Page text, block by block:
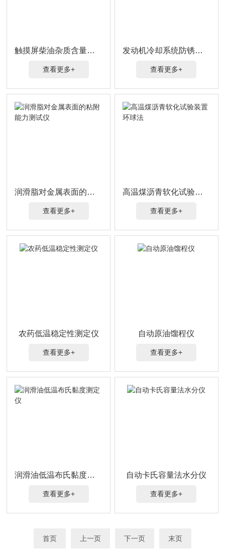
触摸屏柴油杂质含量检测仪 重量法
查看更多+
发动机冷却系统防锈剂腐蚀能力仪
查看更多+
润滑脂对金属表面的粘附能力测试仪
查看更多+
高温煤沥青软化试验装置 环球法
查看更多+
农药低温稳定性测定仪
查看更多+
自动原油馏程仪
查看更多+
润滑油低温布氏黏度测定仪
查看更多+
自动卡氏容量法水分仪
查看更多+
首页 上一页 下一页 末页